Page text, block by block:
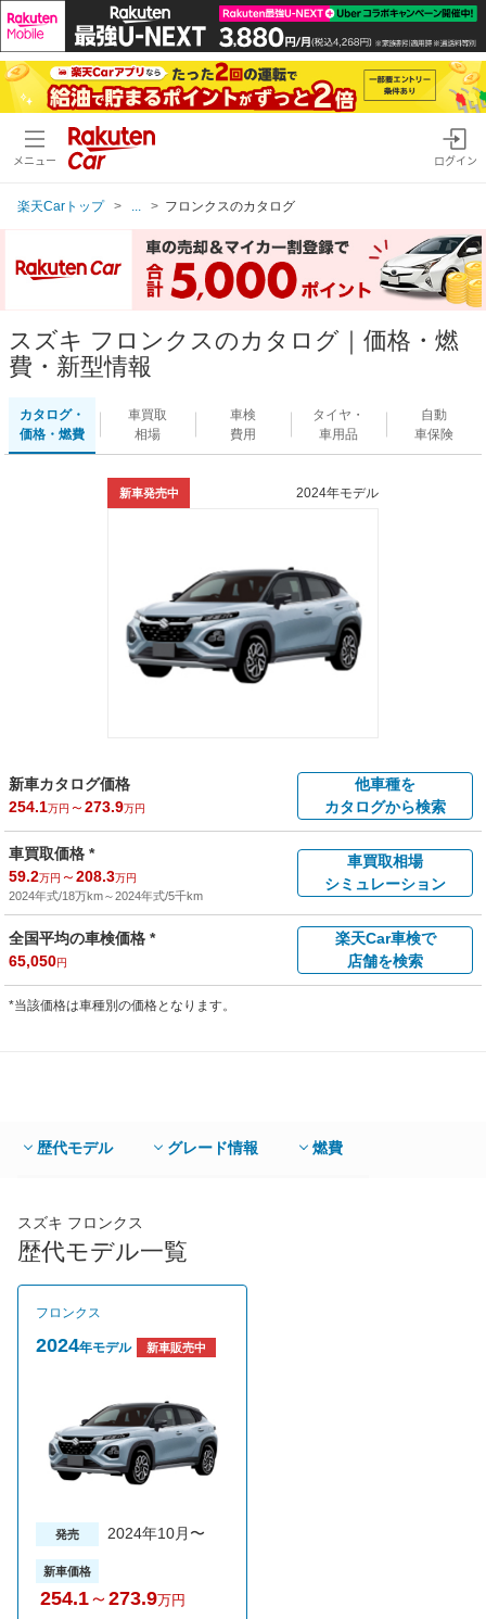
メニュー ログイン
楽天Carトップ フロンクスのカタログ
スズキ フロンクスのカタログ｜価格・燃
費・新型情報
カタログ・
価格・燃費
車買取
相場
車検
費用
タイヤ・
車用品
自動
車保険
新車発売中 2024年モデル
新車カタログ価格
254.1万円 ～273.9万円
他車種を
カタログから検索
車買取価格 *
59.2万円 ～208.3万円
2024年式/18万km～2024年式/5千km
車買取相場
シミュレーション
全国平均の車検価格 *
65,050円
楽天Car車検で
店舗を検索
*当該価格は車種別の価格となります。
歴代モデル グレード情報 燃費
スズキ フロンクス
歴代モデル一覧
フロンクス
2024年モデル 新車販売中
発売 2024年10月〜
新車価格
254.1～ 273.9万円